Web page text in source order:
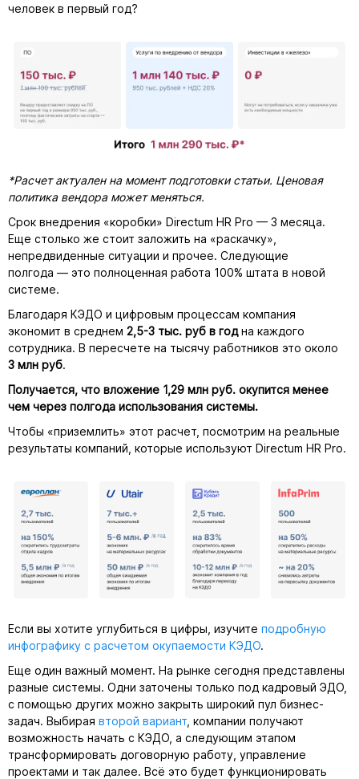
человек в первый год?
*Расчет актуален на момент подготовки статьи. Ценовая
политика вендора может меняться.
Срок внедрения «коробки» Directum HR Pro — 3 месяца.
Еще столько же стоит заложить на «раскачку»,
непредвиденные ситуации и прочее. Следующие
полгода — это полноценная работа 100% штата в новой
системе.
Благодаря КЭДО и цифровым процессам компания
экономит в среднем 2,5-3 тыс. руб в годна каждого
сотрудника. В пересчете на тысячу работников это около
3 млн руб.
Получается, что вложение 1,29 млн руб. окупится менее
чем через полгода использования системы.
Чтобы «приземлить» этот расчет, посмотрим на реальные
результаты компаний, которые используют Directum HR Pro.
Если вы хотите углубиться в цифры, изучите подробную
инфографику с расчетом окупаемости КЭДО.
Еще один важный момент. На рынке сегодня представлены
разные системы. Одни заточены только под кадровый ЭДО,
с помощью других можно закрыть широкий пул бизнес-
задач. Выбирая второй вариант , компании получают
возможность начать с КЭДО, а следующим этапом
трансформировать договорную работу, управление
проектами и так далее. Всё это будет функционировать